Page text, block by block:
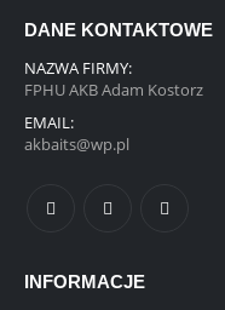
DANE KONTAKTOWE
NAZWA FIRMY:
FPHU AKB Adam Kostorz
EMAIL:
akbaits@wp.pl
INFORMACJE